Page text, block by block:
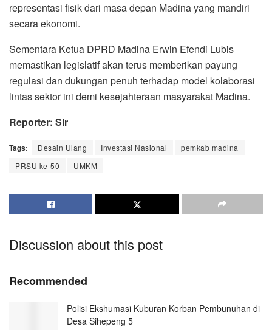
representasi fisik dari masa depan Madina yang mandiri
secara ekonomi.
Sementara Ketua DPRD Madina Erwin Efendi Lubis
memastikan legislatif akan terus memberikan payung
regulasi dan dukungan penuh terhadap model kolaborasi
lintas sektor ini demi kesejahteraan masyarakat Madina.
Reporter: Sir
Tags: Desain Ulang Investasi Nasional
pemkab madina
PRSU ke-50
UMKM
Discussion about this post
Recommended
Polisi Ekshumasi Kuburan Korban Pembunuhan di
Desa Sihepeng 5